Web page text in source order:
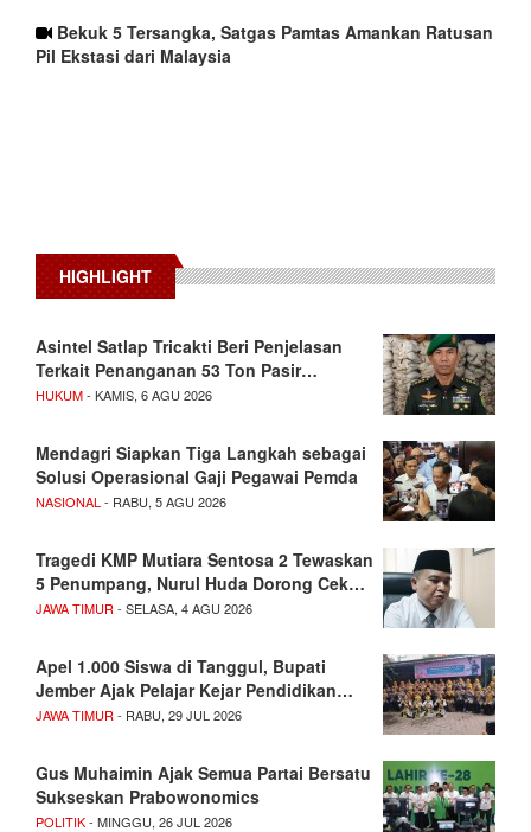
Bekuk 5 Tersangka, Satgas Pamtas Amankan Ratusan
Pil Ekstasi dari Malaysia
HIGHLIGHT
Asintel Satlap Tricakti Beri Penjelasan
Terkait Penanganan 53 Ton Pasir…
HUKUM- KAMIS, 6 AGU 2026
Mendagri Siapkan Tiga Langkah sebagai
Solusi Operasional Gaji Pegawai Pemda
NASIONAL - RABU, 5 AGU 2026
Tragedi KMP Mutiara Sentosa 2 Tewaskan
5 Penumpang, Nurul Huda Dorong Cek…
JAWA TIMUR - SELASA, 4 AGU 2026
Apel 1.000 Siswa di Tanggul, Bupati
Jember Ajak Pelajar Kejar Pendidikan…
JAWA TIMUR - RABU, 29 JUL 2026
Gus Muhaimin Ajak Semua Partai Bersatu
Sukseskan Prabowonomics
POLITIK- MINGGU, 26 JUL 2026